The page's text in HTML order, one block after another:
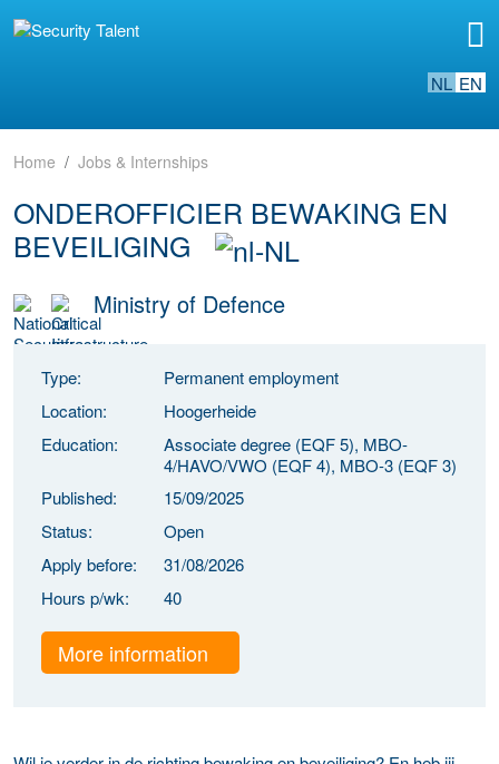
NL EN
Home Jobs & Internships
ONDEROFFICIER BEWAKING EN
BEVEILIGING
Ministry of Defence
Type:
Permanent employment
Location:
Hoogerheide
Education:
Associate degree (EQF 5), MBO-
4/HAVO/VWO (EQF 4), MBO-3 (EQF 3)
Published:
15/09/2025
Status:
Open
Apply before:
31/08/2026
Hours p/wk:
40
More information